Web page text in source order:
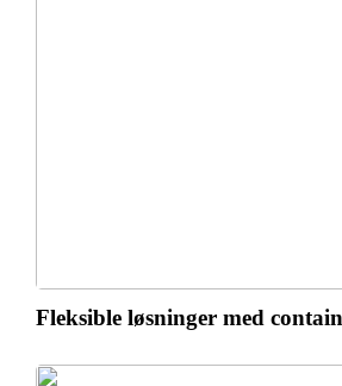
Fleksible løsninger med